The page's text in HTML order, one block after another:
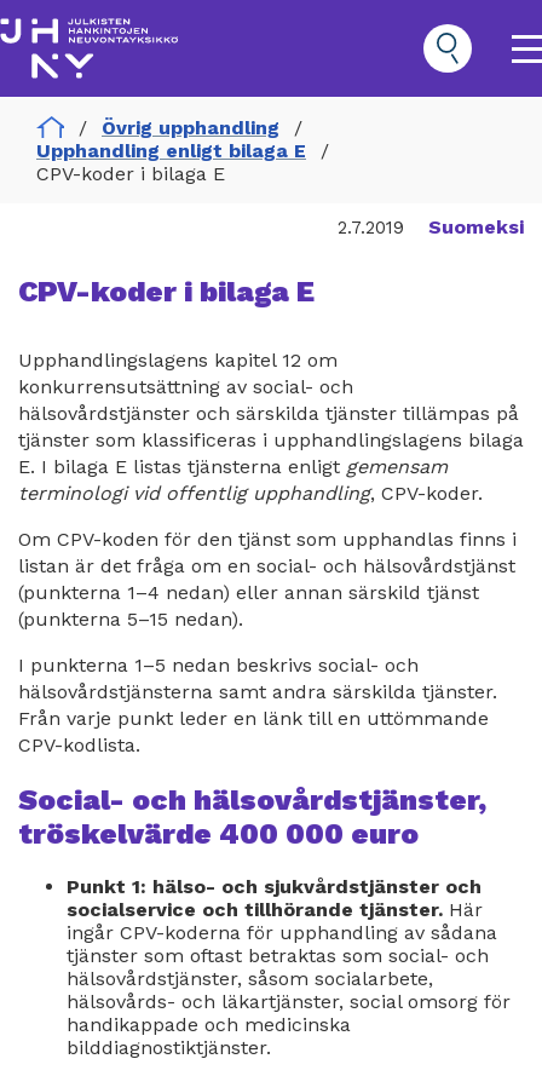
till
huvudinnehåll
Hankinnat
Päävalikko
Home
Övrig upphandling
Upphandling enligt bilaga E
CPV-koder i bilaga E
2.7.2019 Suomeksi
CPV-koder i bilaga E
Upphandlingslagens kapitel 12 om
konkurrensutsättning av social- och
hälsovårdstjänster och särskilda tjänster tillämpas på
tjänster som klassificeras i upphandlingslagens bilaga
E. I bilaga E listas tjänsterna enligt gemensam
terminologi vid offentlig upphandling, CPV-koder.
Om CPV-koden för den tjänst som upphandlas finns i
listan är det fråga om en social- och hälsovårdstjänst
(punkterna 1–4 nedan) eller annan särskild tjänst
(punkterna 5–15 nedan).
I punkterna 1–5 nedan beskrivs social- och
hälsovårdstjänsterna samt andra särskilda tjänster.
Från varje punkt leder en länk till en uttömmande
CPV-kodlista.
Social- och hälsovårdstjänster,
tröskelvärde 400 000 euro
Punkt 1: hälso- och sjukvårdstjänster och
socialservice och tillhörande tjänster. Här
ingår CPV-koderna för upphandling av sådana
tjänster som oftast betraktas som social- och
hälsovårdstjänster, såsom socialarbete,
hälsovårds- och läkartjänster, social omsorg för
handikappade och medicinska
bilddiagnostiktjänster.